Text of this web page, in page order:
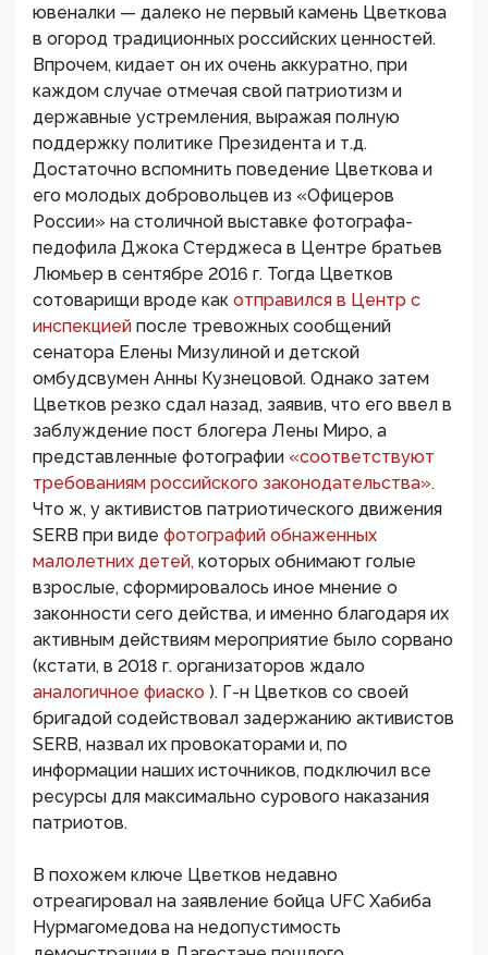
ювеналки — далеко не первый камень Цветкова
в огород традиционных российских ценностей.
Впрочем, кидает он их очень аккуратно, при
каждом случае отмечая свой патриотизм и
державные устремления, выражая полную
поддержку политике Президента и т.д.
Достаточно вспомнить поведение Цветкова и
его молодых добровольцев из «Офицеров
России» на столичной выставке фотографа-
педофила Джока Стерджеса в Центре братьев
Люмьер в сентябре 2016 г. Тогда Цветков
сотоварищи вроде как отправился в Центр с
инспекцией после тревожных сообщений
сенатора Елены Мизулиной и детской
омбудсвумен Анны Кузнецовой. Однако затем
Цветков резко сдал назад, заявив, что его ввел в
заблуждение пост блогера Лены Миро, а
представленные фотографии «соответствуют
требованиям российского законодательства».
Что ж, у активистов патриотического движения
SERB при виде фотографий обнаженных
малолетних детей, которых обнимают голые
взрослые, сформировалось иное мнение о
законности сего действа, и именно благодаря их
активным действиям мероприятие было сорвано
(кстати, в 2018 г. организаторов ждало
аналогичное фиаско ). Г-н Цветков со своей
бригадой содействовал задержанию активистов
SERB, назвал их провокаторами и, по
информации наших источников, подключил все
ресурсы для максимально сурового наказания
патриотов.
В похожем ключе Цветков недавно
отреагировал на заявление бойца UFC Хабиба
Нурмагомедова на недопустимость